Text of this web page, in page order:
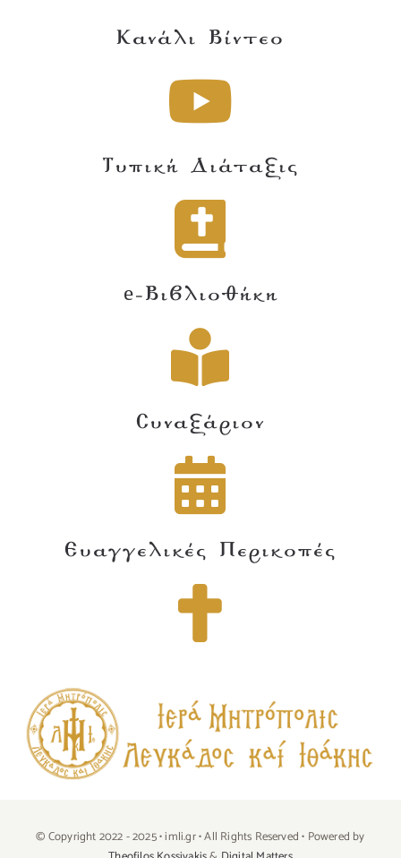
Κανάλι Βίντεο
Τυπική Διάταξις
e-Βιβλιοθήκη
Συναξάριον
Ευαγγελικές Περικοπές
© Copyright 2022 - 2025 • imli.gr • All Rights Reserved • Powered by